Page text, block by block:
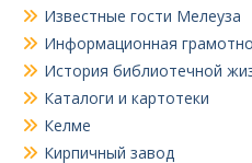
Известные гости Мелеуза
Информационная
История библиотечной
Каталоги и картотеки
Келме
Кирпичный завод